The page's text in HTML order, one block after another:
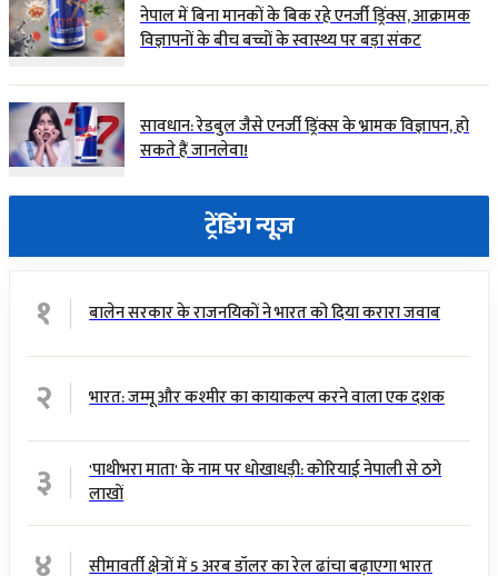
नेपाल में बिना मानकों के बिक रहे एनर्जी ड्रिंक्स, आक्रामक
विज्ञापनों के बीच बच्चों के स्वास्थ्य पर बड़ा संकट
सावधान: रेडबुल जैसे एनर्जी ड्रिंक्स के भ्रामक विज्ञापन, हो
सकते हैं जानलेवा!
ट्रेंडिंग न्यूज़
१ बालेन सरकार के राजनयिकों ने भारत को दिया करारा जवाब
२ भारत: जम्मू और कश्मीर का कायाकल्प करने वाला एक दशक
३
'पाथीभरा माता' के नाम पर धोखाधड़ी: कोरियाई नेपाली से ठगे
लाखों
सीमावर्ती क्षेत्रों में 5 अरब डॉलर का रेल ढांचा बढ़ाएगा भारत